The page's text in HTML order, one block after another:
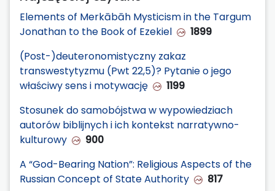
Elements of Merkābāh Mysticism in the Targum
Jonathan to the Book of Ezekiel
1899
(Post-)deuteronomistyczny zakaz
transwestytyzmu (Pwt 22,5)? Pytanie o jego
właściwy sens i motywację
1199
Stosunek do samobójstwa w wypowiedziach
autorów biblijnych i ich kontekst narratywno-
kulturowy
900
A “God-Bearing Nation”: Religious Aspects of the
Russian Concept of State Authority
817